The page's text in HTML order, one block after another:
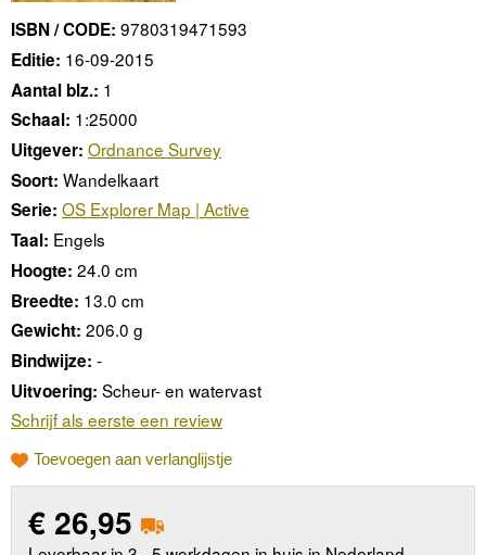
ISBN / CODE: 9780319471593
Editie: 16-09-2015
Aantal blz.: 1
Schaal: 1:25000
Uitgever: Ordnance Survey
Soort: Wandelkaart
Serie: OS Explorer Map | Active
Taal: Engels
Hoogte: 24.0 cm
Breedte: 13.0 cm
Gewicht: 206.0 g
Bindwijze: -
Uitvoering: Scheur- en watervast
Schrijf als eerste een review
Toevoegen aan verlanglijstje
€ 26,95